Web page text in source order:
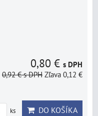
0,80 € s DPH
0,92 €s DPH Zľava 0,12 €
ks DO KOŠÍKA